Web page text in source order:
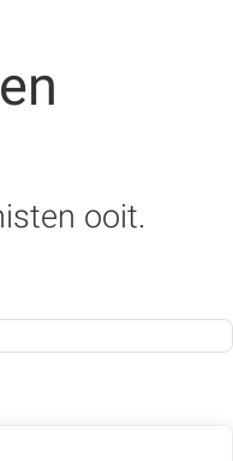
ooit.